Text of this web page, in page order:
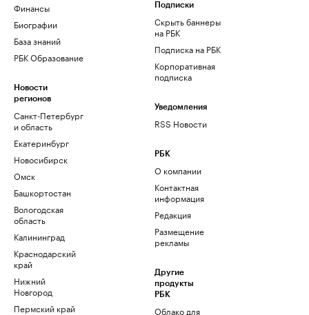
Финансы
Биографии
База знаний
РБК Образование
Новости
регионов
Санкт-Петербург
и область
Екатеринбург
Новосибирск
Омск
Башкортостан
Вологодская
область
Калининград
Краснодарский
край
Нижний
Новгород
Пермский край
Подписки
Скрыть баннеры
на РБК
Подписка на РБК
Корпоративная
подписка
Уведомления
RSS Новости
РБК
О компании
Контактная
информация
Редакция
Размещение
рекламы
Другие
продукты
РБК
Облако для